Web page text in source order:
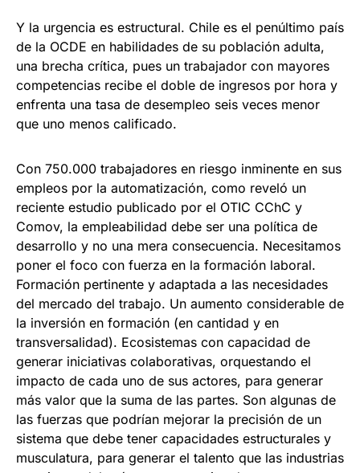
Y la urgencia es estructural. Chile es el penúltimo país
de la OCDE en habilidades de su población adulta,
una brecha crítica, pues un trabajador con mayores
competencias recibe el doble de ingresos por hora y
enfrenta una tasa de desempleo seis veces menor
que uno menos calificado.
Con 750.000 trabajadores en riesgo inminente en sus
empleos por la automatización, como reveló un
reciente estudio publicado por el OTIC CChC y
Comov, la empleabilidad debe ser una política de
desarrollo y no una mera consecuencia. Necesitamos
poner el foco con fuerza en la formación laboral.
Formación pertinente y adaptada a las necesidades
del mercado del trabajo. Un aumento considerable de
la inversión en formación (en cantidad y en
transversalidad). Ecosistemas con capacidad de
generar iniciativas colaborativas, orquestando el
impacto de cada uno de sus actores, para generar
más valor que la suma de las partes. Son algunas de
las fuerzas que podrían mejorar la precisión de un
sistema que debe tener capacidades estructurales y
musculatura, para generar el talento que las industrias